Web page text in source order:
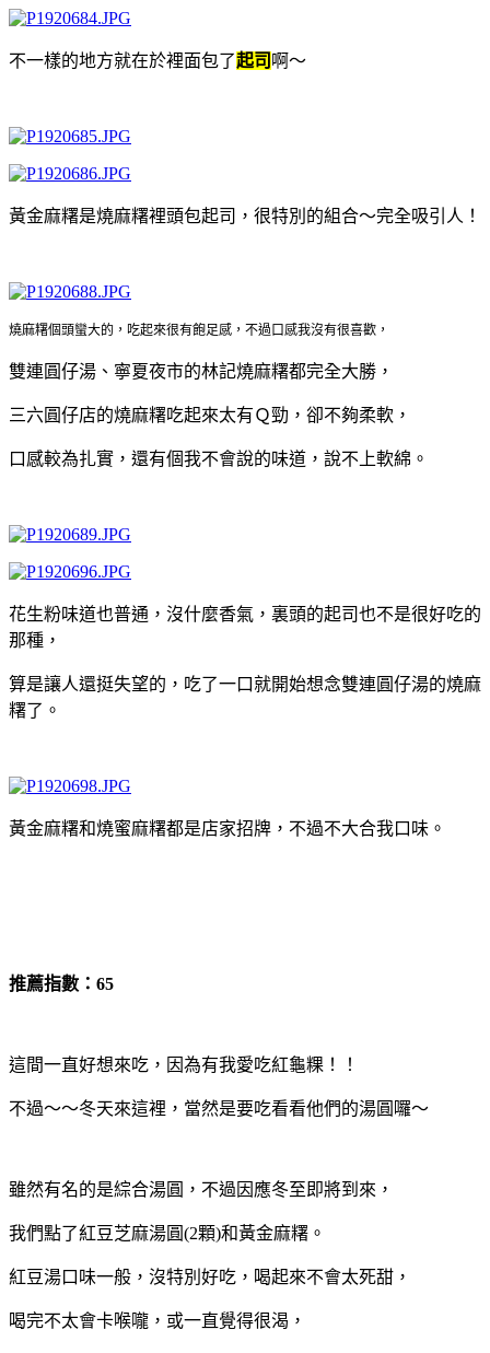
不一樣的地方就在於裡面包了起司 啊～
黃金麻糬是燒麻糬裡頭包起司，很特別的組合～完全吸引人！
燒麻糬個頭蠻大的，吃起來很有飽足感，不過口感我沒有很喜歡，
雙連圓仔湯、寧夏夜市的林記燒麻糬都完全大勝，
三六圓仔店的燒麻糬吃起來太有Ｑ勁，卻不夠柔軟，
口感較為扎實，還有個我不會說的味道，說不上軟綿。
花生粉味道也普通，沒什麼香氣，裏頭的起司也不是很好吃的
那種，
算是讓人還挺失望的，吃了一口就開始想念雙連圓仔湯的燒麻
糬了。
黃金麻糬和燒蜜麻糬都是店家招牌，不過不大合我口味。
推薦指數：65
這間一直好想來吃，因為有我愛吃紅龜粿！！
不過～～冬天來這裡，當然是要吃看看他們的湯圓囉～
雖然有名的是綜合湯圓，不過因應冬至即將到來，
我們點了紅豆芝麻湯圓(2顆)和黃金麻糬。
紅豆湯口味一般，沒特別好吃，喝起來不會太死甜，
喝完不太會卡喉嚨，或一直覺得很渴，